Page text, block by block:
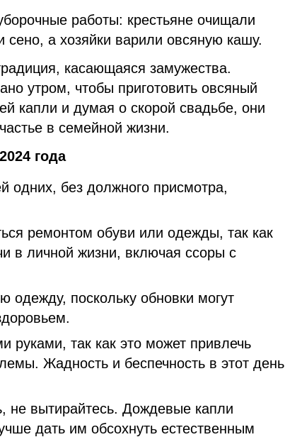
работы: крестьяне очищали
сено, а хозяйки варили овсяную кашу.
касающаяся замужества.
утром, чтобы приготовить овсяный
капли и думая о скорой свадьбе, они
в семейной жизни.
года
одних, без должного присмотра,
ремонтом обуви или одежды, так как
в личной жизни, включая ссоры с
одежду, поскольку обновки могут
руками, так как это может привлечь
Жадность и беспечность в этот день
не вытирайтесь. Дождевые капли
дать им обсохнуть естественным